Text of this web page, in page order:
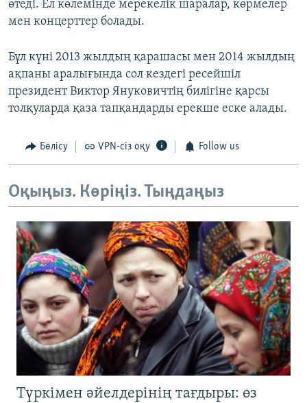
өтеді. Ел көлемінде мерекелік шаралар, көрмелер
мен концерттер болады.
Бұл күні 2013 жылдың қарашасы мен 2014 жылдың
ақпаны аралығында сол кездегі ресейшіл
президент Виктор Януковичтің билігіне қарсы
толқуларда қаза тапқандарды ерекше еске алады.
Бөлісу VPN-сіз оқу Follow us
Оқыңыз. Көріңіз. Тыңдаңыз
Түркімен әйелдерінің тағдыры: өз